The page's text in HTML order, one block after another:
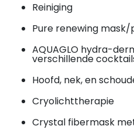
Reiniging
Pure renewing mask/
AQUAGLO hydra-
verschillende
Hoofd, nek, en
Cryolichttherapie
Crystal fibermask